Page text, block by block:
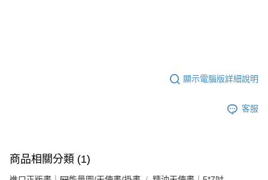
顯示電腦版詳細說明
客服
商品相關分類 (1)